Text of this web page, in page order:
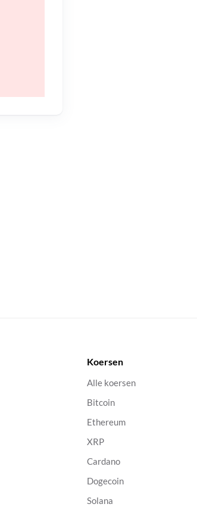
Koersen
Alle koersen
Bitcoin
Ethereum
XRP
Cardano
Dogecoin
Solana